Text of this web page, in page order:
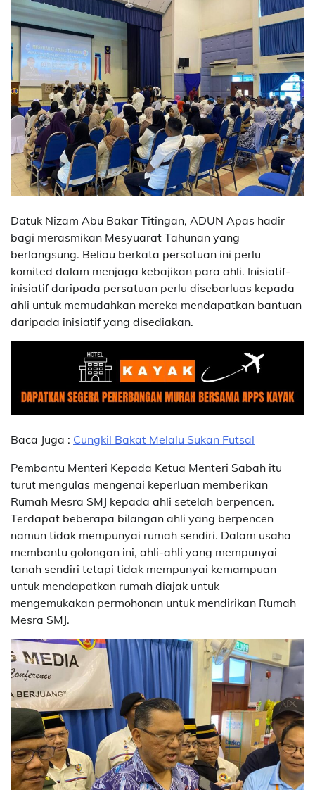
Datuk Nizam Abu Bakar Titingan, ADUN Apas hadir
bagi merasmikan Mesyuarat Tahunan yang
berlangsung. Beliau berkata persatuan ini perlu
komited dalam menjaga kebajikan para ahli. Inisiatif-
inisiatif daripada persatuan perlu disebarluas kepada
ahli untuk memudahkan mereka mendapatkan bantuan
daripada inisiatif yang disediakan.
Baca Juga : Cungkil Bakat Melalu Sukan Futsal
Pembantu Menteri Kepada Ketua Menteri Sabah itu
turut mengulas mengenai keperluan memberikan
Rumah Mesra SMJ kepada ahli setelah berpencen.
Terdapat beberapa bilangan ahli yang berpencen
namun tidak mempunyai rumah sendiri. Dalam usaha
membantu golongan ini, ahli-ahli yang mempunyai
tanah sendiri tetapi tidak mempunyai kemampuan
untuk mendapatkan rumah diajak untuk
mengemukakan permohonan untuk mendirikan Rumah
Mesra SMJ.